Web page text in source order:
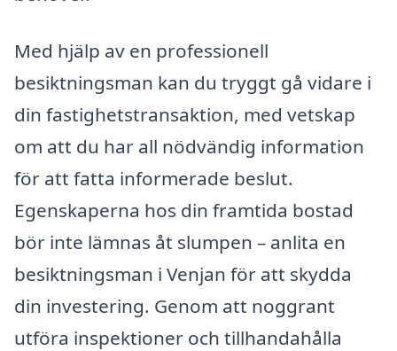
Med hjälp av en professionell
besiktningsman kan du tryggt gå vidare i
din fastighetstransaktion, med vetskap
om att du har all nödvändig information
för att fatta informerade beslut.
Egenskaperna hos din framtida bostad
bör inte lämnas åt slumpen – anlita en
besiktningsman i Venjan för att skydda
din investering. Genom att noggrant
utföra inspektioner och tillhandahålla